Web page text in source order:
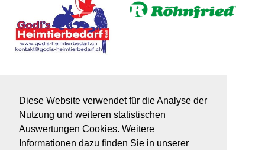
Diese Website verwendet für die Analyse der
Nutzung und weiteren statistischen
Auswertungen Cookies. Weitere
Informationen dazu finden Sie in unserer